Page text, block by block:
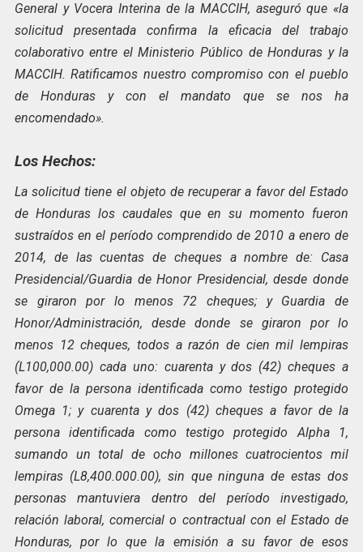
General y Vocera Interina de la MACCIH, aseguró que «la
solicitud presentada confirma la eficacia del trabajo
colaborativo entre el Ministerio Público de Honduras y la
MACCIH. Ratificamos nuestro compromiso con el pueblo
de Honduras y con el mandato que se nos ha
encomendado».
Los Hechos:
La solicitud tiene el objeto de recuperar a favor del Estado
de Honduras los caudales que en su momento fueron
sustraídos en el período comprendido de 2010 a enero de
2014, de lascuentas de cheques a nombre de: Casa
Presidencial/Guardia de Honor Presidencial, desde donde
se giraron por lo menos 72 cheques; y Guardia de
Honor/Administración, desde donde se giraron por lo
menos 12 cheques, todos a razón de cien mil lempiras
(L100,000.00) cada uno: cuarenta y dos (42) cheques a
favor de la persona identificada como testigo protegido
Omega 1; y cuarenta y dos (42) cheques a favor de la
persona identificada como testigo protegido Alpha 1,
sumando un total de ocho millones cuatrocientos mil
lempiras (L8,400.000.00), sin que ninguna de estas dos
personas mantuviera dentro del período investigado,
relación laboral, comercial o contractual con el Estado de
Honduras, por lo que la emisión a su favor de esos